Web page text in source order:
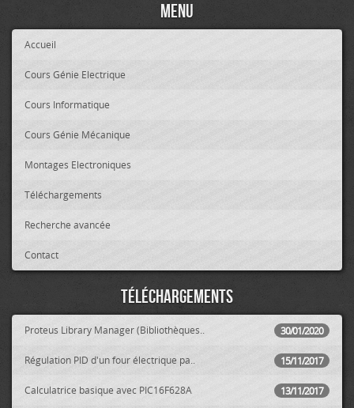
Menu
Accueil
Cours Génie Electrique
Cours Informatique
Cours Génie Mécanique
Montages Electroniques
Téléchargements
Recherche avancée
Contact
Téléchargements
30/01/2020
Proteus Library Manager (Bibliothèques..
15/11/2017
Régulation PID d'un four électrique pa..
13/11/2017
Calculatrice basique avec PIC16F628A